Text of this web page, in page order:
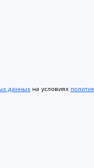
данных на условиях